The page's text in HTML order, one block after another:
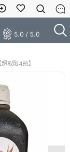
5.0 / 5.0
取限4瓶】